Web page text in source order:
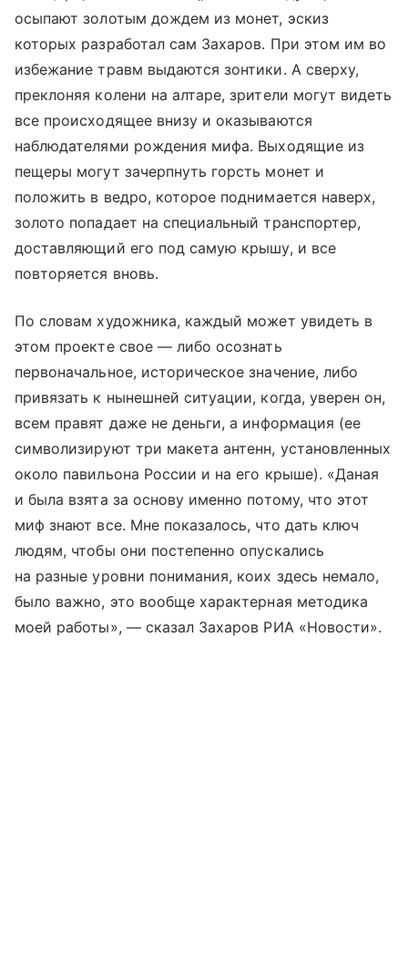
осыпают золотым дождем из монет, эскиз
которых разработал сам Захаров. При этом им во
избежание травм выдаются зонтики. А сверху,
преклоняя колени на алтаре, зрители могут видеть
все происходящее внизу и оказываются
наблюдателями рождения мифа. Выходящие из
пещеры могут зачерпнуть горсть монет и
положить в ведро, которое поднимается наверх,
золото попадает на специальный транспортер,
доставляющий его под самую крышу, и все
повторяется вновь.
По словам художника, каждый может увидеть в
этом проекте свое — либо осознать
первоначальное, историческое значение, либо
привязать к нынешней ситуации, когда, уверен он,
всем правят даже не деньги, а информация (ее
символизируют три макета антенн, установленных
около павильона России и на его крыше). «Даная
и была взята за основу именно потому, что этот
миф знают все. Мне показалось, что дать ключ
людям, чтобы они постепенно опускались
на разные уровни понимания, коих здесь немало,
было важно, это вообще характерная методика
моей работы», — сказал Захаров РИА «Новости».